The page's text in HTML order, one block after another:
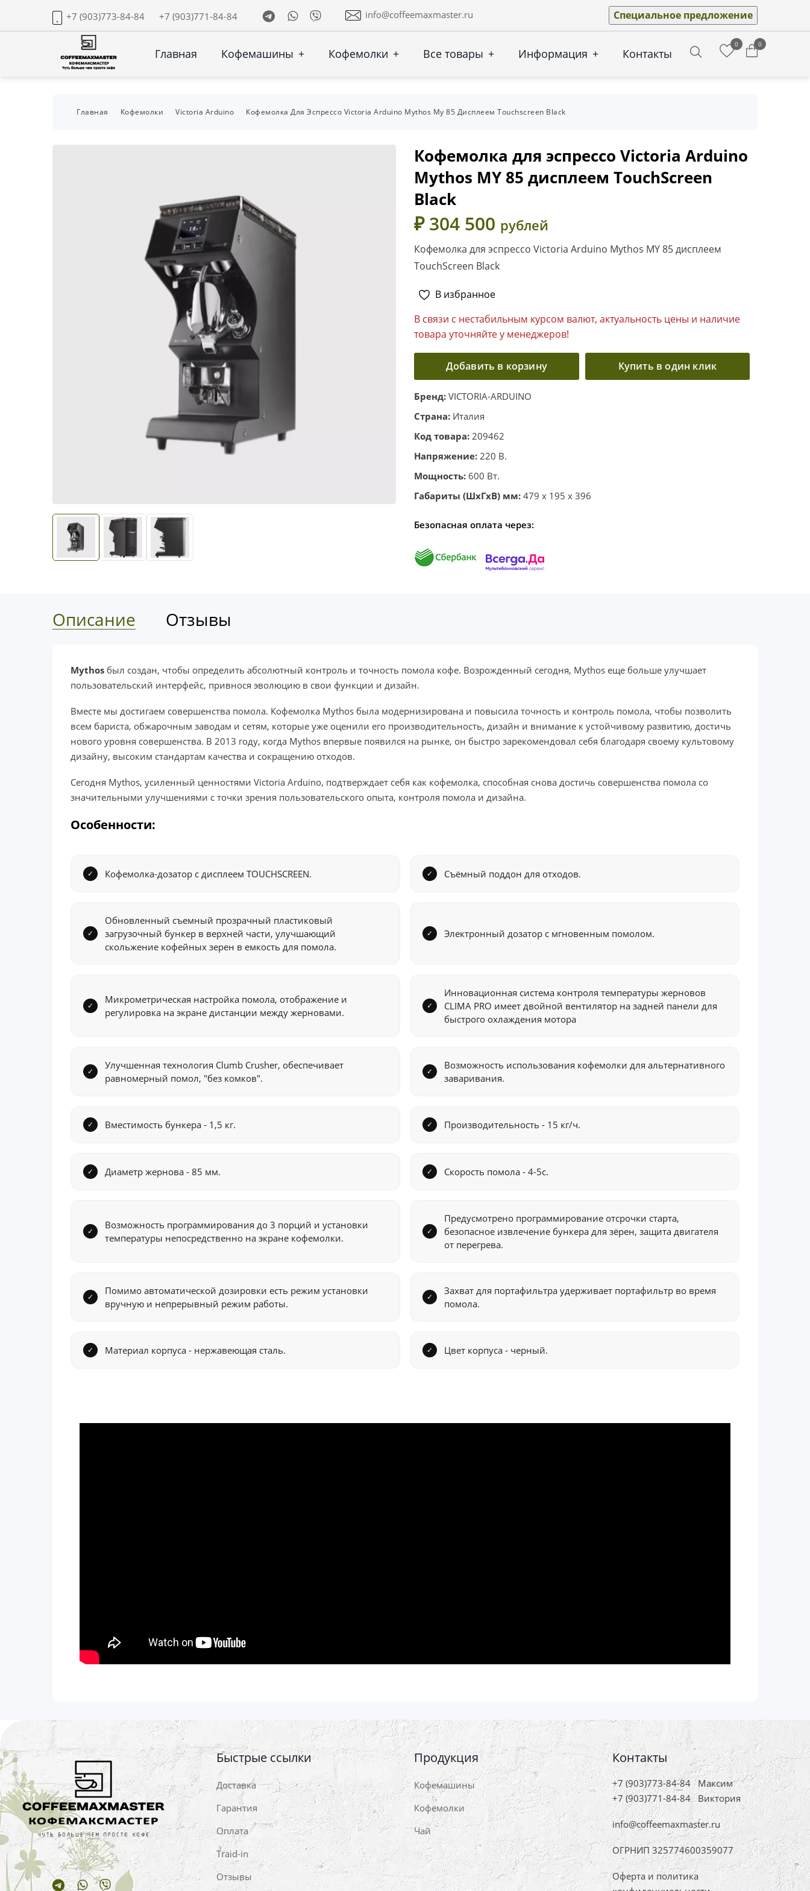
+7 (903)773-84-84 +7 (903)771-84-84 TelegramWhatsapp
Viber info@coffeemaxmaster.ru Специальное предложение
Главная Кофемашины + Кофемолки + Все товары + Информация + Контакты
0 0
Главная Кофемолки Victoria Arduino Кофемолка Для Эспрессо Victoria Arduino Mythos My 85 Дисплеем Touchscreen Black
Кофемолка для эспрессо Victoria Arduino
Mythos MY 85 дисплеем TouchScreen
Black
₽ 304 500 рублей
Кофемолка для эспрессо Victoria Arduino Mythos MY 85 дисплеем
TouchScreen Black
В избранное
В связи с нестабильным курсом валют, актуальность цены и наличие
товара уточняйте у менеджеров!
Добавить в корзину Купить в один клик
Бренд: VICTORIA-ARDUINO
Страна: Италия
Код товара: 209462
Напряжение: 220 В.
Мощность: 600 Вт.
Габариты (ШхГхВ) мм: 479 x 195 x 396
Безопасная оплата через:
Описание Отзывы
Mythos был создан, чтобы определить абсолютный контроль и точность помола кофе. Возрожденный сегодня, Mythos еще больше улучшает
пользовательский интерфейс, привнося эволюцию в свои функции и дизайн.
Вместе мы достигаем совершенства помола. Кофемолка Mythos была модернизирована и повысила точность и контроль помола, чтобы позволить
всем бариста, обжарочным заводам и сетям, которые уже оценили его производительность, дизайн и внимание к устойчивому развитию, достичь
нового уровня совершенства. В 2013 году, когда Mythos впервые появился на рынке, он быстро зарекомендовал себя благодаря своему культовому
дизайну, высоким стандартам качества и сокращению отходов.
Сегодня Mythos, усиленный ценностями Victoria Arduino, подтверждает себя как кофемолка, способная снова достичь совершенства помола со
значительными улучшениями с точки зрения пользовательского опыта, контроля помола и дизайна.
Особенности:
Кофемолка-дозатор с дисплеем TOUCHSCREEN. Съёмный поддон для отходов.
Обновленный съемный прозрачный пластиковый
загрузочный бункер в верхней части, улучшающий
скольжение кофейных зерен в емкость для помола.
Электронный дозатор с мгновенным помолом.
Микрометрическая настройка помола, отображение и
регулировка на экране дистанции между жерновами.
Инновационная система контроля температуры жерновов
CLIMA PRO имеет двойной вентилятор на задней панели для
быстрого охлаждения мотора
Улучшенная технология Clumb Crusher, обеспечивает
равномерный помол, "без комков".
Возможность использования кофемолки для альтернативного
заваривания.
Вместимость бункера - 1,5 кг. Производительность - 15 кг/ч.
Диаметр жернова - 85 мм. Скорость помола - 4-5с.
Возможность программирования до 3 порций и установки
температуры непосредственно на экране кофемолки.
Предусмотрено программирование отсрочки старта,
безопасное извлечение бункера для зёрен, защита двигателя
от перегрева.
Помимо автоматической дозировки есть режим установки
вручную и непрерывный режим работы.
Захват для портафильтра удерживает портафильтр во время
помола.
Материал корпуса - нержавеющая сталь. Цвет корпуса - черный.
TelegramWhatsapp
Viber
Быстрые ссылки
Доставка
Гарантия
Оплата
Traid-in
Отзывы
Продукция
Кофемашины
Кофемолки
Чай
Контакты
+7 (903)773-84-84Максим
+7 (903)771-84-84Виктория
info@coffeemaxmaster.ru
ОГРНИП 325774600359077
Оферта и политика